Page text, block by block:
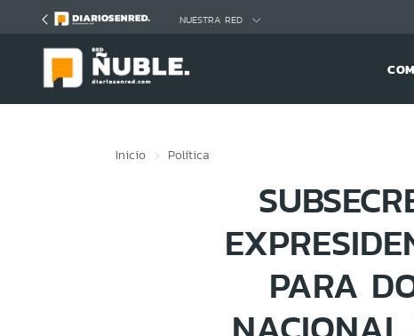
NUESTRA RED
Inicio Política
PARA